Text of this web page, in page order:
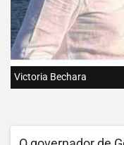
Victoria Bechara